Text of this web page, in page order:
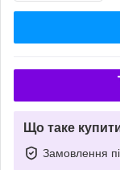
Що таке
Замовлення